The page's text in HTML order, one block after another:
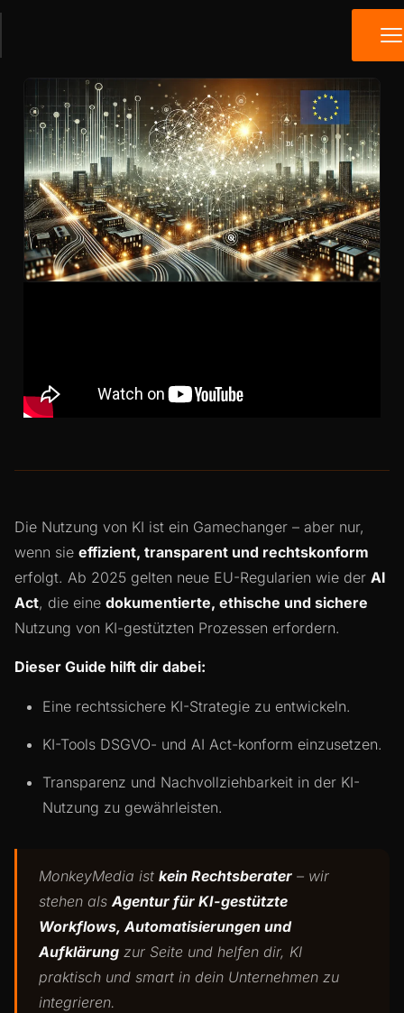
Die Nutzung von KI ist ein Gamechanger – aber nur,
wenn sie effizient, transparent und rechtskonform
erfolgt. Ab 2025 gelten neue EU-Regularien wie der AI
Act, die eine dokumentierte, ethische und sichere
Nutzung von KI-gestützten Prozessen erfordern.
Dieser Guide hilft dir dabei:
Eine rechtssichere KI-Strategie zu entwickeln.
KI-Tools DSGVO- und AI Act-konform einzusetzen.
Transparenz und Nachvollziehbarkeit in der KI-
Nutzung zu gewährleisten.
MonkeyMedia ist kein Rechtsberater – wir
stehen alsAgentur für KI-gestützte
Workflows, Automatisierungen und
Aufklärung zur Seite und helfen dir, KI
praktisch und smart in dein Unternehmen zu
integrieren.